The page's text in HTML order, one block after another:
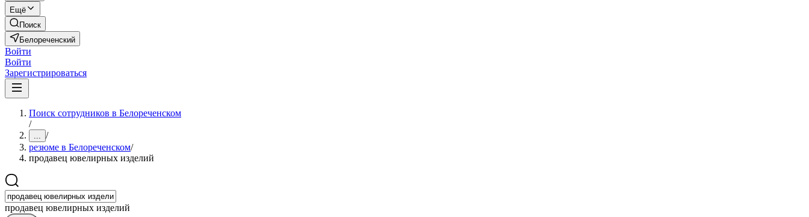
Ещё
Поиск
Белореченский
Войти
Войти
Зарегистрироваться
Поиск сотрудников в Белореченском
/
... /
резюме в Белореченском/
продавец ювелирных изделий
продавец ювелирных изделий